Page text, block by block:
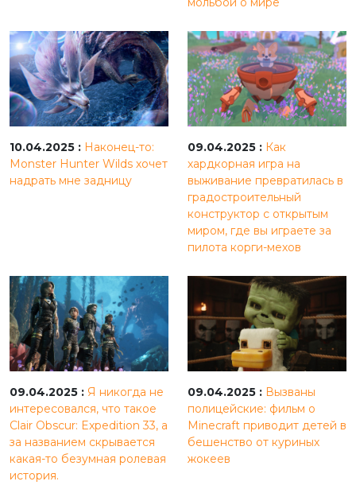
10.04.2025 : Наконец-то:
Monster Hunter Wilds хочет
надрать мне задницу
09.04.2025 : Как
хардкорная игра на
выживание превратилась в
градостроительный
конструктор с открытым
миром, где вы играете за
пилота корги-мехов
09.04.2025 : Я никогда не
интересовался, что такое
Clair Obscur: Expedition 33, а
за названием скрывается
какая-то безумная ролевая
история.
09.04.2025 : Вызваны
полицейские: фильм о
Minecraft приводит детей в
бешенство от куриных
жокеев